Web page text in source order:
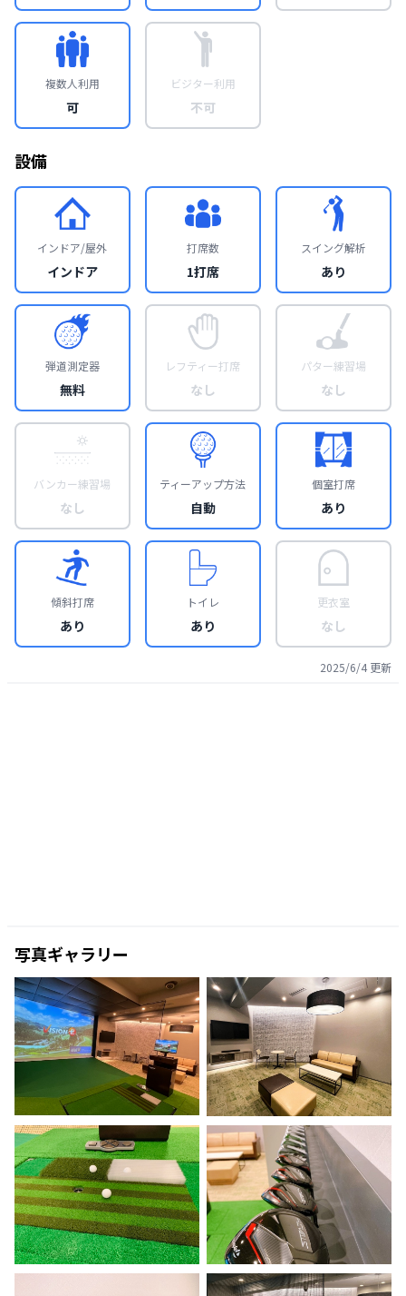
複数人利用
可
ビジター利用
不可
設備
インドア/屋外
インドア
打席数
1打席
スイング解析
あり
弾道測定器
無料
レフティー打席
なし
パター練習場
なし
バンカー練習場
なし
ティーアップ方法
自動
個室打席
あり
傾斜打席
あり
トイレ
あり
更衣室
なし
2025/6/4 更新
写真ギャラリー